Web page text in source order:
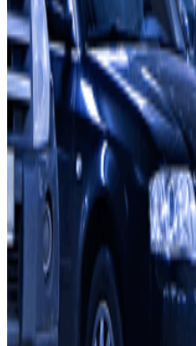
aucune obligation, vous pouvez
souhaitez dans la même newsletter.
À propos de Parclick
Qui sommes-nous ?
Comment ça marche?
Nos parkings
Travaillons ensemble?
Professionnels
Fournisseur de parking
Affiliés
Contact
Contactez-nous